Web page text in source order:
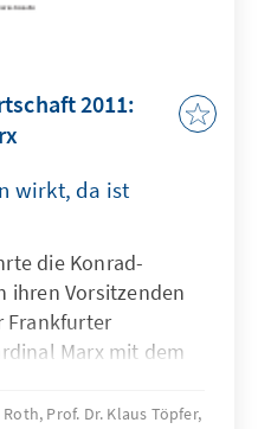
2011:
wirkt, da ist
die Konrad-
ihren Vorsitzenden
Frankfurter
Marx mit dem
der
Prof. Dr. Klaus Töpfer,